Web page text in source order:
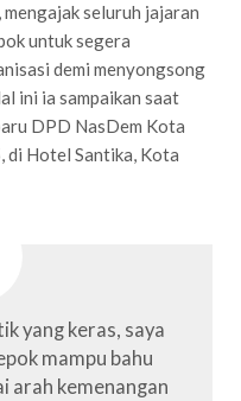
seluruh jajaran
untuk segera
demi menyongsong
ini ia sampaikan saat
DPD NasDem Kota
di Hotel Santika, Kota
yang keras, saya
mampu bahu
arah kemenangan